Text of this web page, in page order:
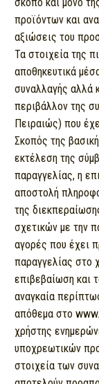
σκοπό και μόνο
προϊόντων και
αξιώσεις του
Τα στοιχεία της
αποθηκευτικά
συναλλαγής αλλά
περιβάλλον της
Πειραιώς) που
Σκοπός της
εκτέλεση της
παραγγελίας, η
αποστολή
της
σχετικών με την
αγορές που έχει
παραγγελίας στο
επιβεβαίωση και
αναγκαία
απόθεμα στο
χρήστης
υποχρεωτικών
στοιχεία των